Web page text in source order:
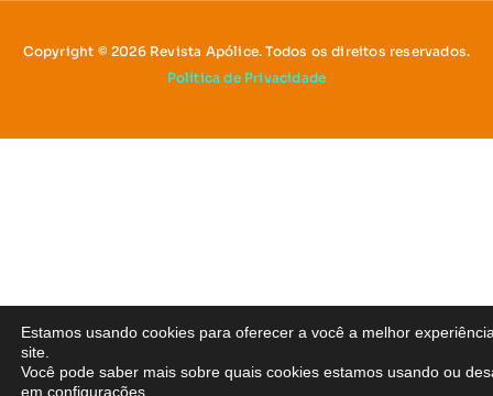
Copyright © 2026 Revista Apólice. Todos os direitos reservados.
Política de Privacidade
Estamos usando cookies para oferecer a você a melhor
site.
Você pode saber mais sobre quais cookies estamos usando ou
em configurações